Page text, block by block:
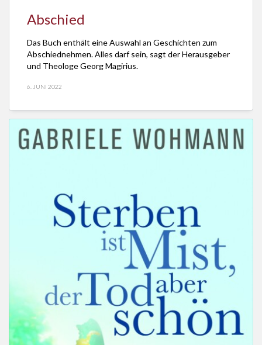
Abschied
Das Buch enthält eine Auswahl an Geschichten zum
Abschiednehmen. Alles darf sein, sagt der Herausgeber
und Theologe Georg Magirius.
6. JUNI 2022